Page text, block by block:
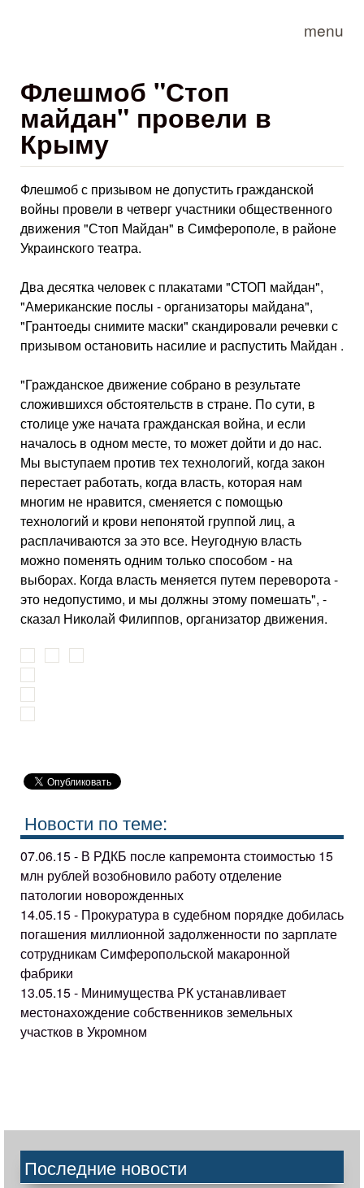
menu
Флешмоб "Стоп
майдан" провели в
Крыму
Флешмоб с призывом не допустить гражданской
войны провели в четверг участники общественного
движения "Стоп Майдан" в Симферополе, в районе
Украинского театра.
Два десятка человек с плакатами "СТОП майдан",
"Американские послы - организаторы майдана",
"Грантоеды снимите маски" скандировали речевки с
призывом остановить насилие и распустить Майдан .
"Гражданское движение собрано в результате
сложившихся обстоятельств в стране. По сути, в
столице уже начата гражданская война, и если
началось в одном месте, то может дойти и до нас.
Мы выступаем против тех технологий, когда закон
перестает работать, когда власть, которая нам
многим не нравится, сменяется с помощью
технологий и крови непонятой группой лиц, а
расплачиваются за это все. Неугодную власть
можно поменять одним только способом - на
выборах. Когда власть меняется путем переворота -
это недопустимо, и мы должны этому помешать", -
сказал Николай Филиппов, организатор движения.
Новости по теме:
07.06.15 - В РДКБ после капремонта стоимостью 15
млн рублей возобновило работу отделение
патологии новорожденных
14.05.15 - Прокуратура в судебном порядке добилась
погашения миллионной задолженности по зарплате
сотрудникам Симферопольской макаронной
фабрики
13.05.15 - Минимущества РК устанавливает
местонахождение собственников земельных
участков в Укромном
Последние новости